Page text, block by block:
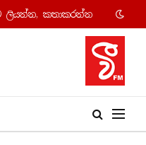
ලියන්න, කතාකරන්​න